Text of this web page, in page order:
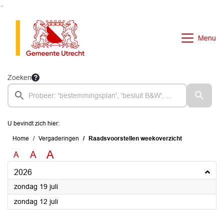
Menu
Zoeken
U bevindt zich hier:
Home Vergaderingen Raadsvoorstellen weekoverzicht
A A A
2026
zondag 19 juli2026
zondag 12 juli2026